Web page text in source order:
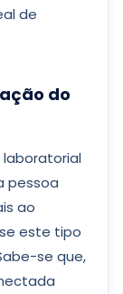
de
do
laboratorial
pessoa
ao
este tipo
se que,